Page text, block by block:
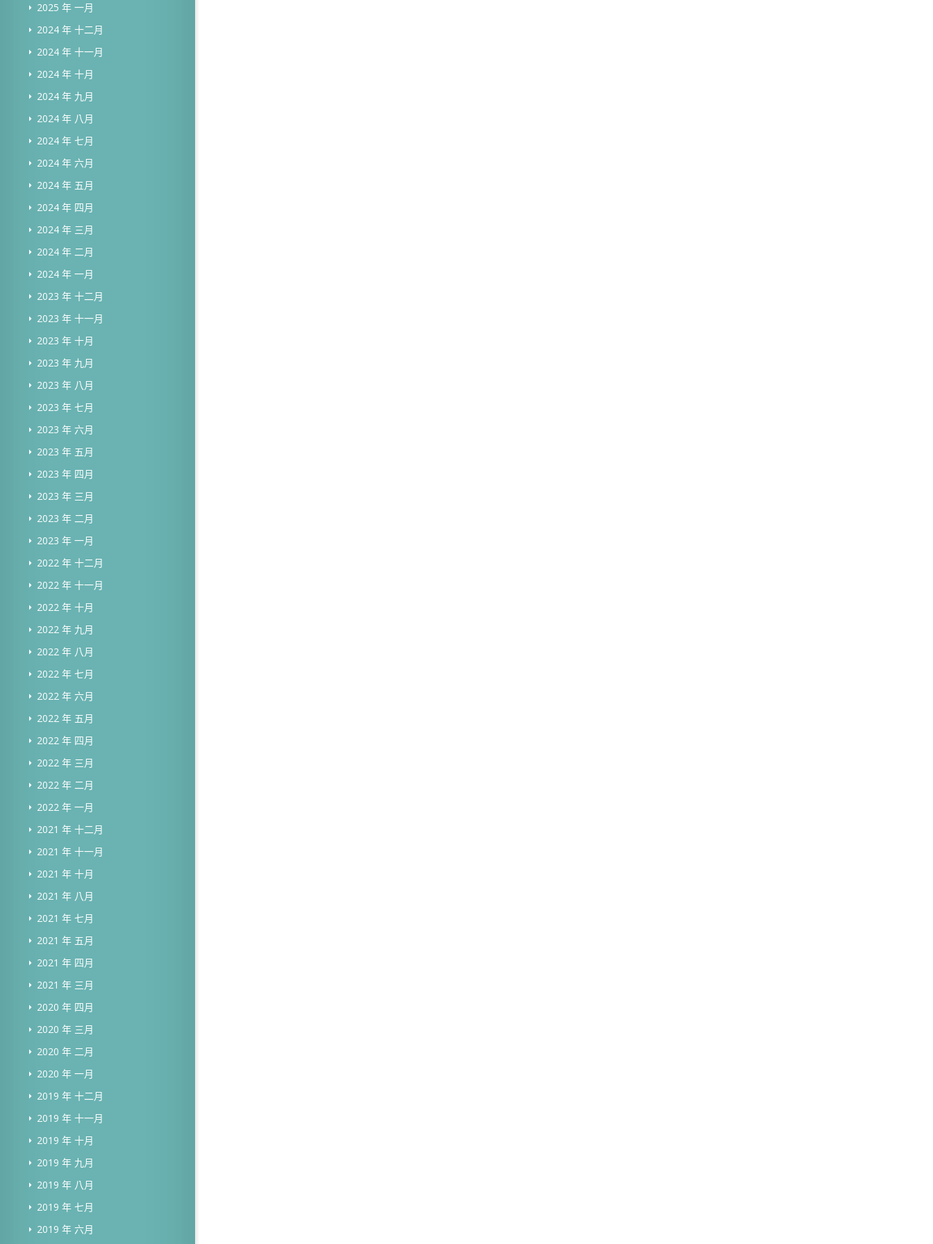
2025 年 一月
2024 年 十二月
2024 年 十一月
2024 年 十月
2024 年 九月
2024 年 八月
2024 年 七月
2024 年 六月
2024 年 五月
2024 年 四月
2024 年 三月
2024 年 二月
2024 年 一月
2023 年 十二月
2023 年 十一月
2023 年 十月
2023 年 九月
2023 年 八月
2023 年 七月
2023 年 六月
2023 年 五月
2023 年 四月
2023 年 三月
2023 年 二月
2023 年 一月
2022 年 十二月
2022 年 十一月
2022 年 十月
2022 年 九月
2022 年 八月
2022 年 七月
2022 年 六月
2022 年 五月
2022 年 四月
2022 年 三月
2022 年 二月
2022 年 一月
2021 年 十二月
2021 年 十一月
2021 年 十月
2021 年 八月
2021 年 七月
2021 年 五月
2021 年 四月
2021 年 三月
2020 年 四月
2020 年 三月
2020 年 二月
2020 年 一月
2019 年 十二月
2019 年 十一月
2019 年 十月
2019 年 九月
2019 年 八月
2019 年 七月
2019 年 六月